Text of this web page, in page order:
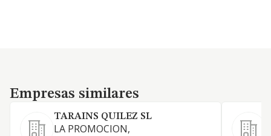
Empresas similares
Empresas similares
TARAINS QUILEZ SL
LA PROMOCION,